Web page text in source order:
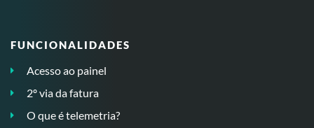
FUNCIONALIDADES
Acesso ao painel
2º via da fatura
O que é telemetria?